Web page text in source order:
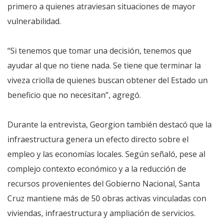
primero a quienes atraviesan situaciones de mayor
vulnerabilidad.
“Si tenemos que tomar una decisión, tenemos que
ayudar al que no tiene nada. Se tiene que terminar la
viveza criolla de quienes buscan obtener del Estado un
beneficio que no necesitan”, agregó.
Durante la entrevista, Georgion también destacó que la
infraestructura genera un efecto directo sobre el
empleo y las economías locales. Según señaló, pese al
complejo contexto económico y a la reducción de
recursos provenientes del Gobierno Nacional, Santa
Cruz mantiene más de 50 obras activas vinculadas con
viviendas, infraestructura y ampliación de servicios.